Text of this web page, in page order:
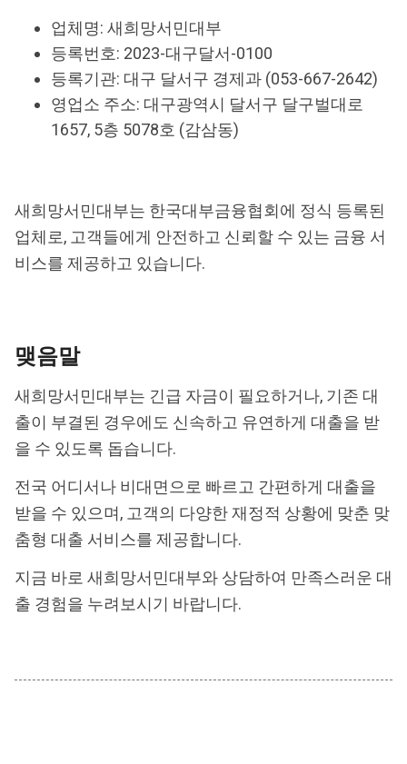
업체명: 새희망서민대부
등록번호: 2023-대구달서-0100
등록기관: 대구 달서구 경제과 (053-667-2642)
영업소 주소: 대구광역시 달서구 달구벌대로
1657, 5층 5078호 (감삼동)
새희망서민대부는 한국대부금융협회에 정식 등록된
업체로, 고객들에게 안전하고 신뢰할 수 있는 금융 서
비스를 제공하고 있습니다.
맺음말
새희망서민대부는 긴급 자금이 필요하거나, 기존 대
출이 부결된 경우에도 신속하고 유연하게 대출을 받
을 수 있도록 돕습니다.
전국 어디서나 비대면으로 빠르고 간편하게 대출을
받을 수 있으며, 고객의 다양한 재정적 상황에 맞춘 맞
춤형 대출 서비스를 제공합니다.
지금 바로 새희망서민대부와 상담하여 만족스러운 대
출 경험을 누려보시기 바랍니다.